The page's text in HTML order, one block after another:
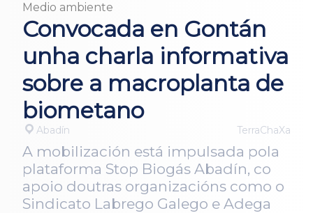
Medio ambiente
Convocada en Gontán
unha charla informativa
sobre a macroplanta de
biometano
Abadín TerraChaXa
A mobilización está impulsada pola
plataforma Stop Biogás Abadín, co
apoio doutras organizacións como o
Sindicato Labrego Galego e Adega